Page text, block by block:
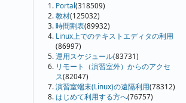
Portal(318509)
教材(125032)
時間割表(89932)
Linux上でのテキストエディタの利用
(86997)
運用スケジュール(83731)
リモート（演習室外）からのアクセ
ス(82047)
演習室端末(Linux)の遠隔利用(78312)
はじめて利用する方へ(76757)